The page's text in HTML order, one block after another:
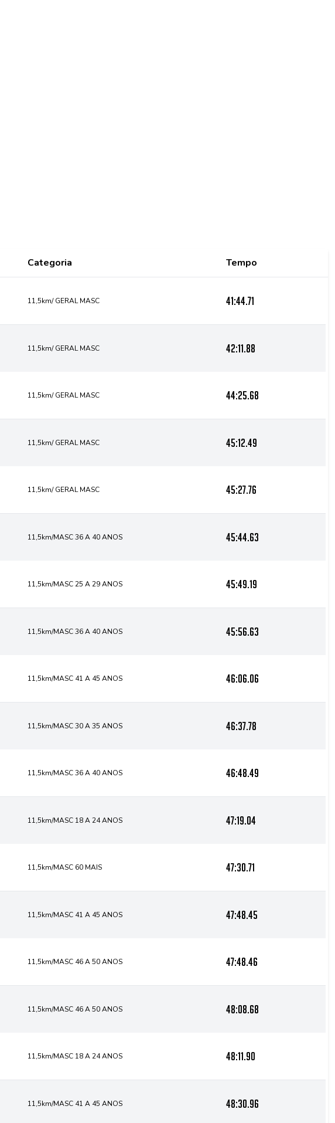
Categoria Tempo
11,5km/ GERAL MASC 41:44.71
11,5km/ GERAL MASC 42:11.88
11,5km/ GERAL MASC 44:25.68
11,5km/ GERAL MASC 45:12.49
11,5km/ GERAL MASC 45:27.76
11,5km/MASC 36 A 40 ANOS 45:44.63
11,5km/MASC 25 A 29 ANOS 45:49.19
11,5km/MASC 36 A 40 ANOS 45:56.63
11,5km/MASC 41 A 45 ANOS 46:06.06
11,5km/MASC 30 A 35 ANOS 46:37.78
11,5km/MASC 36 A 40 ANOS 46:48.49
11,5km/MASC 18 A 24 ANOS 47:19.04
11,5km/MASC 60 MAIS 47:30.71
11,5km/MASC 41 A 45 ANOS 47:48.45
11,5km/MASC 46 A 50 ANOS 47:48.46
11,5km/MASC 46 A 50 ANOS 48:08.68
11,5km/MASC 18 A 24 ANOS 48:11.90
11,5km/MASC 41 A 45 ANOS 48:30.96